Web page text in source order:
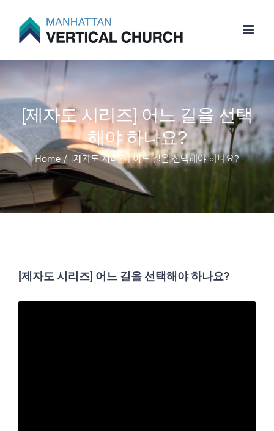
[제자도 시리즈] 어느 길을 선택
해야 하나요?
Home / [제자도 시리즈] 어느 길을 선택해야 하나요?
[제자도 시리즈] 어느 길을 선택해야 하나요?